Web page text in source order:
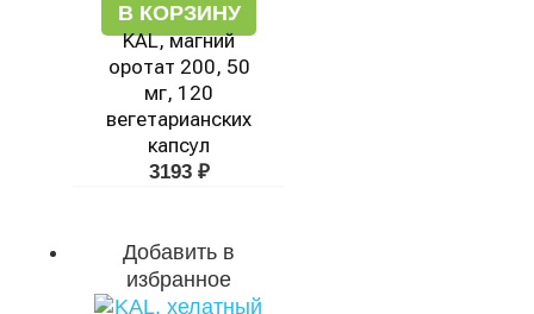
В КОРЗИНУ
KAL, магний
оротат 200, 50
мг, 120
вегетарианских
капсул
3193 ₽
Добавить в
избранное